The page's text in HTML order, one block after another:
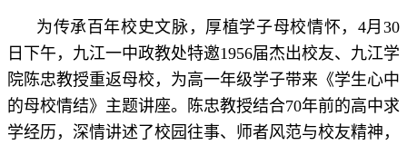
为传承百年校史文脉，厚植学子母校情怀，4月30
日下午，九江一中政教处特邀1956届杰出校友、九江学
院陈忠教授重返母校，为高一年级学子带来《学生心中
的母校情结》主题讲座。陈忠教授结合70年前的高中求
学经历，深情讲述了校园往事、师者风范与校友精神，